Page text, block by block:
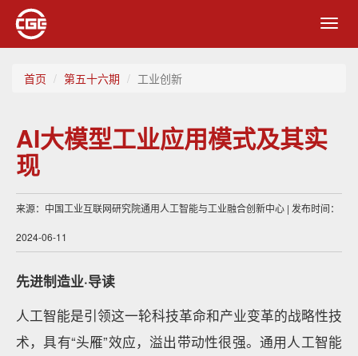
首页 第五十六期 工业创新
AI大模型工业应用模式及其实
现
来源：中国工业互联网研究院通用人工智能与工业融合创新中心 | 发布时间：
2024-06-11
先进制造业·导读
人工智能是引领这一轮科技革命和产业变革的战略性技
术，具有“头雁”效应，溢出带动性很强。通用人工智能